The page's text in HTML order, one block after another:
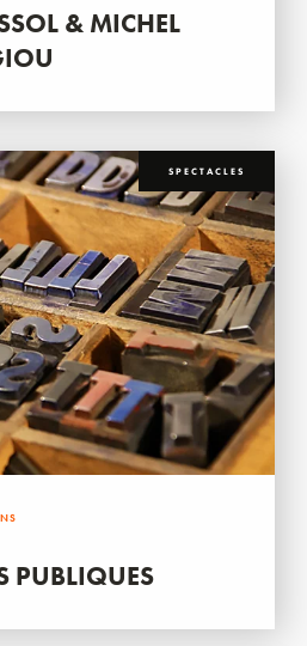
& MICHEL
SPECTACLES
PUBLIQUES